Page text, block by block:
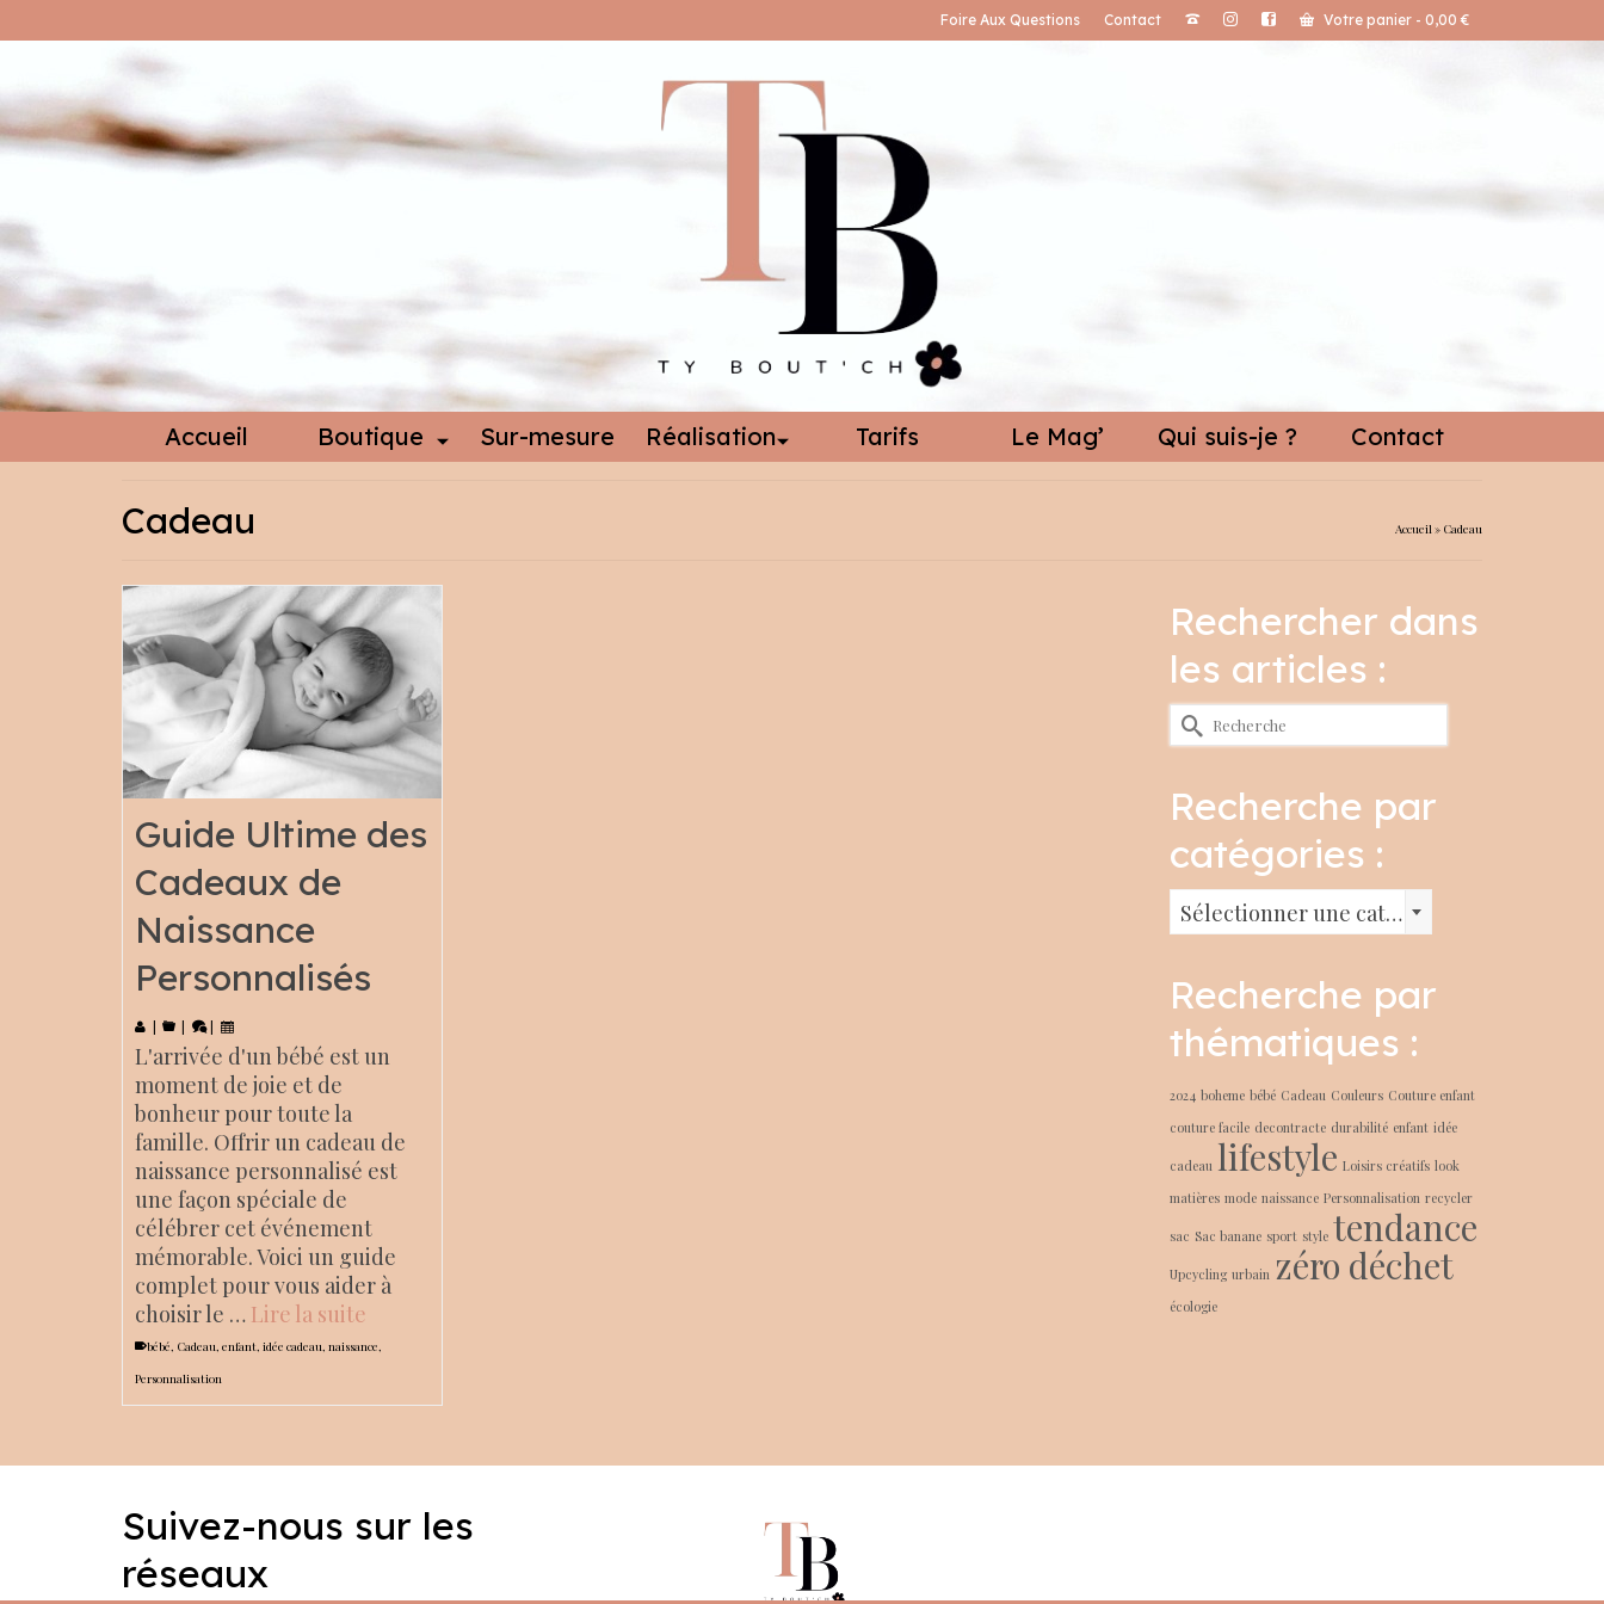
Foire Aux Questions Contact Votre panier - 0,00 €
Accueil Boutique Sur-mesure Réalisation Tarifs Le Mag’ Qui suis-je ? Contact
Cadeau Accueil» Cadeau
Guide Ultime des
Cadeaux de
Naissance
Personnalisés
L'arrivée d'un bébé est un
moment de joie et de
bonheur pour toute la
famille. Offrir un cadeau de
naissance personnalisé est
une façon spéciale de
célébrer cet événement
mémorable. Voici un guide
complet pour vous aider à
choisir le … Lire la suite
bébé, Cadeau, enfant, idée cadeau, naissance,
Personnalisation
Rechercher dans
les articles :
Rechercher :
Recherche par
catégories :
Recherche
par
:
Sélectionner une catégorie
Recherche par
thématiques :
2024 boheme bébé Cadeau Couleurs Couture enfant
couture facile decontracte durabilité enfant idée
cadeau lifestyle Loisirs créatifs look
matières mode naissance Personnalisation recycler
sac Sac banane sport style tendance
Upcycling urbain zéro déchet
écologie
Suivez-nous sur les
réseaux